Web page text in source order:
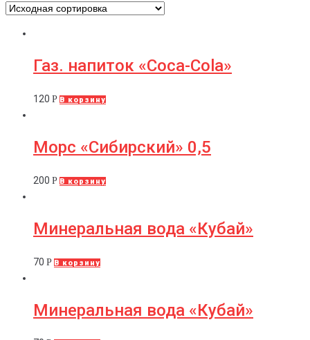
Газ. напиток «Coca-Cola»
120 Р В корзину
Морс «Сибирский» 0,5
200 Р В корзину
Минеральная вода «Кубай»
70 Р В корзину
Минеральная вода «Кубай»